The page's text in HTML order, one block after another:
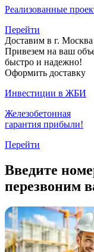
Реализованные
Перейти
Доставим в г. Москва
Привезем на ваш
быстро и надежно!
Оформить доставку
Инвестиции в ЖБИ
Железобетонная
гарантия прибыли!
Перейти
Введите
перезвоним